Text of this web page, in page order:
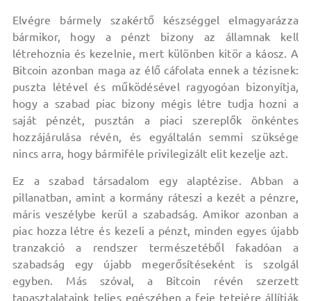
Elvégre bármely szakértő készséggel elmagyarázza
bármikor, hogy a pénzt bizony az államnak kell
létrehoznia és kezelnie, mert különben kitör a káosz. A
Bitcoin azonban maga az élő cáfolata ennek a tézisnek:
puszta létével és működésével ragyogóan bizonyítja,
hogy a szabad piac bizony mégis létre tudja hozni a
saját pénzét, pusztán a piaci szereplők önkéntes
hozzájárulása révén, és egyáltalán semmi szüksége
nincs arra, hogy bármiféle privilegizált elit kezelje azt.
Ez a szabad társadalom egy alaptézise. Abban a
pillanatban, amint a kormány ráteszi a kezét a pénzre,
máris veszélybe kerül a szabadság. Amikor azonban a
piac hozza létre és kezeli a pénzt, minden egyes újabb
tranzakció a rendszer természetéből fakadóan a
szabadság egy újabb megerősítéseként is szolgál
egyben. Más szóval, a Bitcoin révén szerzett
tapasztalataink teljes egészében a feje tetejére állítják